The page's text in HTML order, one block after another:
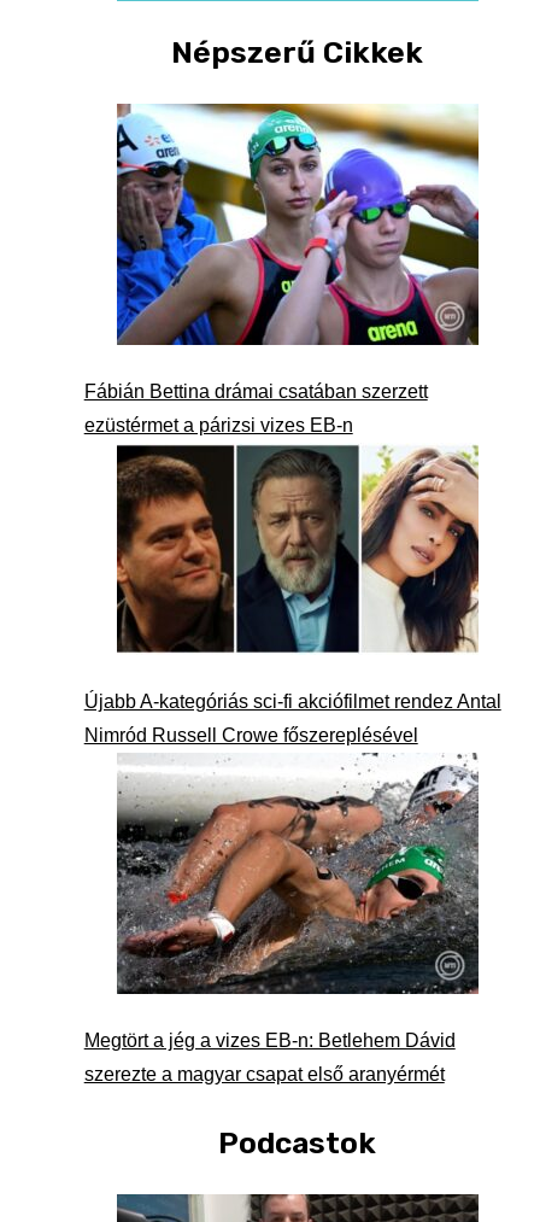
Népszerű Cikkek
Fábián Bettina drámai csatában szerzett
ezüstérmet a párizsi vizes EB-n
Újabb A-kategóriás sci-fi akciófilmet rendez Antal
Nimród Russell Crowe főszereplésével
Megtört a jég a vizes EB-n: Betlehem Dávid
szerezte a magyar csapat első aranyérmét
Podcastok